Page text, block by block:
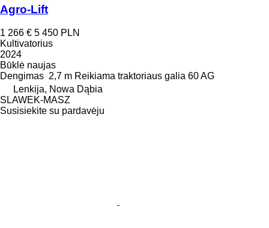
Agro-Lift
1 266 € 5 450 PLN
Kultivatorius
2024
Būklė naujas
Dengimas 2,7 m Reikiama traktoriaus galia 60 AG
Lenkija, Nowa Dąbia
SLAWEK-MASZ
Susisiekite su pardavėju